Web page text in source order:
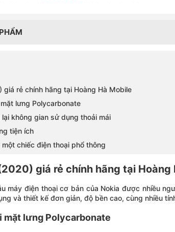
giá rẻ chính hãng tại Hoàng Hà Mobile
lưng Polycarbonate
không gian sử dụng thoải mái
tiện ích
chiếc điện thoại phổ thông
giá rẻ chính hãng tại Hoàng
máy điện thoại cơ bản của Nokia được nhiều
và thiết kế đơn giản, độ bền cao, cùng nhiều
mặt lưng Polycarbonate